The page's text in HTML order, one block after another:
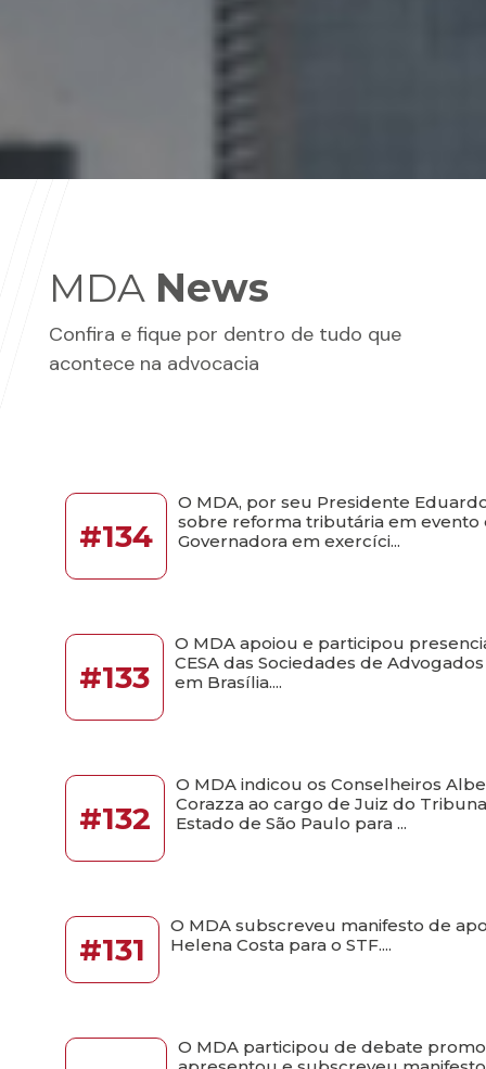
MDA News
Confira e fique por dentro de tudo que
acontece na advocacia
#134
O MDA, por seu Presidente
sobre reforma tributária em evento
Governadora em exercíci...
#133
O MDA apoiou e participou
CESA das Sociedades de
em Brasília....
#132
O MDA indicou os Conselheiros
Corazza ao cargo de Juiz do
Estado de São Paulo para ...
#131
O MDA subscreveu manifesto de
Helena Costa para o STF....
O MDA participou de debate